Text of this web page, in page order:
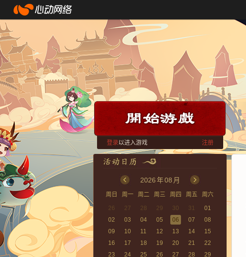
登录以进入游戏 注册
2026年08 月
周日 周一 周二 周三 周四 周五
周六
26
27 28 29 30 31
01
02
03 04 05 06 07
08
09
10 11 12 13 14
15
16
17 18 19 20 21
22
23
24 25 26 27 28
29